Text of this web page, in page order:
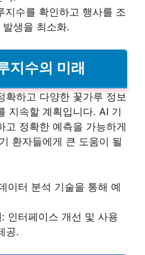
지수를 확인하고 행사를 조
생을 최소화.
지수의 미래
확하고 다양한 꽃가루 정보
지속할 계획입니다. AI 기
고 정확한 예측을 가능하게
환자들에게 큰 도움이 될
이터 분석 기술을 통해 예
: 인터페이스 개선 및 사용
공.